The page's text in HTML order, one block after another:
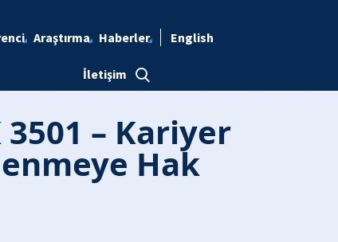
Araştırma Haberler
İletişim
English
3501 – Kariyer
Hak